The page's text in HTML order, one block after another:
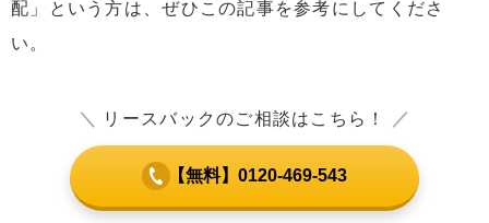
配」という方は、ぜひこの記事を参考にしてくださ
い。
＼ リースバックのご相談はこちら！ ／
【無料】0120-469-543